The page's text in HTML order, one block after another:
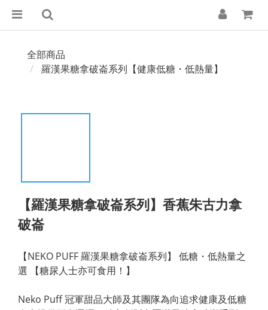
全部商品
羅漢果糖拿破崙系列【健康低糖・低熱量】
【羅漢果糖拿破崙系列】香蕉朱古力拿
破崙
【NEKO PUFF 羅漢果糖拿破崙系列】 低糖・低熱量之
選 【糖尿人士亦可食用！】
Neko Puff 冠軍甜品大師及其團隊為向追求健康及低糖